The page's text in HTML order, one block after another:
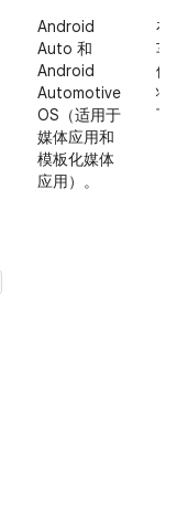
Android
Auto 和
Android
Automotive
OS（适用于
媒体应用和
模板化媒体
应用）。
在
车
停
状
下